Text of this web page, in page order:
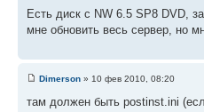
Есть диск с NW 6.5 SP8 DVD,
мне обновить весь сервер, но
Dimerson » 10 фев 2010, 08:20
там должен быть postinst.ini